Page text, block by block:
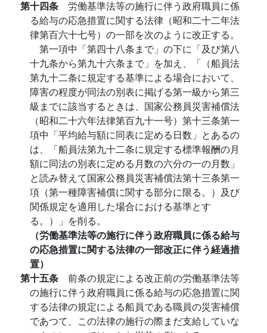
第十四条 労働基準法等の施行に伴う政府職員に係
る給与の応急措置に関する法律（昭和二十二年法
律第百六十七号）の一部を次のように改正する。
第一項中「第四十八条まで」の下に「及び第八
十九条から第九十六条まで」を加え、「（船員法
第九十二条に規定する基準による場合において、
障害の程度が同法の別表に掲げる第一級から第三
級までに該当するときは、国家公務員災害補償法
（昭和二十六年法律第百九十一号）第十三条第一
項中「平均給与額に同表に定める日数」とあるの
は、「船員法第九十二条に規定する標準報酬の月
額に同法の別表に定める月数の六分の一の月数」
と読み替えて国家公務員災害補償法第十三条第一
項（第一種障害補償に関する部分に限る。）及び
関係規定を適用した場合における基準とす
る。）」を削る。
（労働基準法等の施行に伴う政府職員に係る給与
の応急措置に関する法律の一部改正に伴う経過措
置）
第十五条 前条の規定による改正前の労働基準法等
の施行に伴う政府職員に係る給与の応急措置に関
する法律の規定による船員である職員の災害補償
であつて、この法律の施行の際まだ支給していな